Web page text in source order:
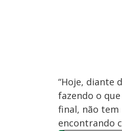
“Hoje, diante
fazendo o
final, não tem
encontrando